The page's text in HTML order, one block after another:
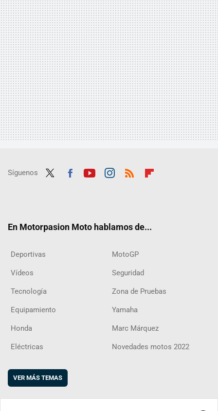
Síguenos
En Motorpasion Moto hablamos de...
Deportivas MotoGP
Vídeos Seguridad
Tecnología Zona de Pruebas
Equipamiento Yamaha
Honda Marc Márquez
Eléctricas Novedades motos 2022
VER MÁS TEMAS